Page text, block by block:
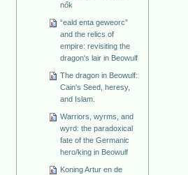
nők
“eald enta geweorc”
and the relics of
empire: revisiting the
dragon's lair in Beowulf
The dragon in Beowulf:
Cain's Seed, heresy,
and Islam.
Warriors, wyrms, and
wyrd: the paradoxical
fate of the Germanic
hero/king in Beowulf
Koning Artur en de